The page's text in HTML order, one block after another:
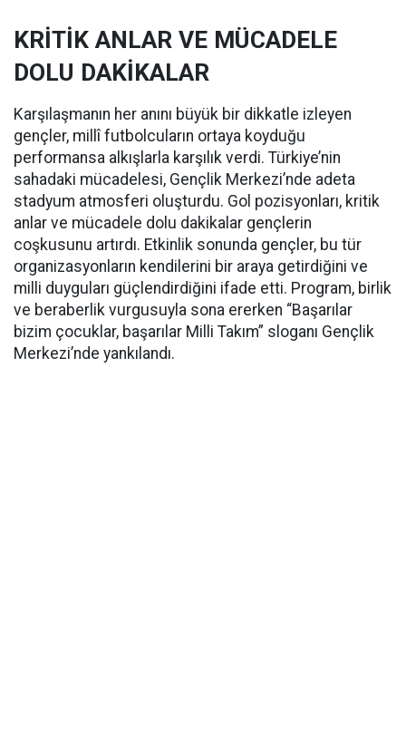
KRİTİK ANLAR VE MÜCADELE
DOLU DAKİKALAR
Karşılaşmanın her anını büyük bir dikkatle izleyen
gençler, millî futbolcuların ortaya koyduğu
performansa alkışlarla karşılık verdi. Türkiye’nin
sahadaki mücadelesi, Gençlik Merkezi’nde adeta
stadyum atmosferi oluşturdu. Gol pozisyonları, kritik
anlar ve mücadele dolu dakikalar gençlerin
coşkusunu artırdı. Etkinlik sonunda gençler, bu tür
organizasyonların kendilerini bir araya getirdiğini ve
milli duyguları güçlendirdiğini ifade etti. Program, birlik
ve beraberlik vurgusuyla sona ererken “Başarılar
bizim çocuklar, başarılar Milli Takım” sloganı Gençlik
Merkezi’nde yankılandı.